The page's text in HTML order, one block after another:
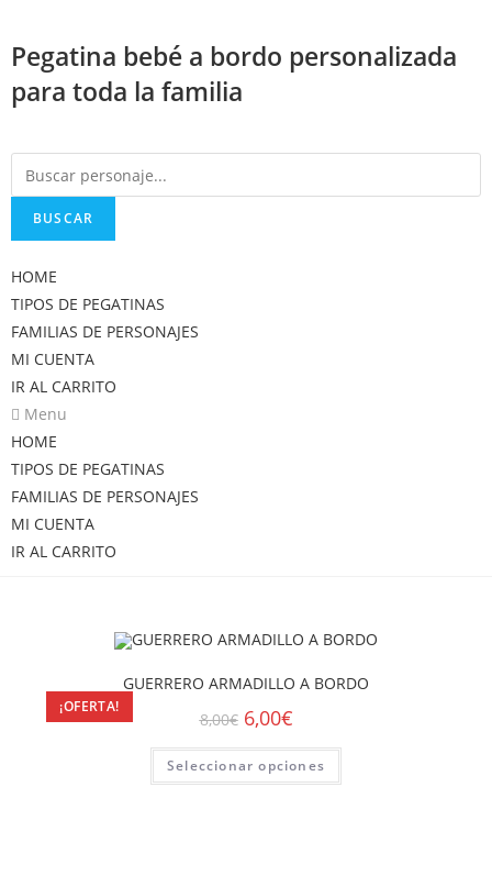
contenido
Pegatina bebé a bordo personalizada
para toda la familia
BUSCAR
HOME
TIPOS DE PEGATINAS
FAMILIAS DE PERSONAJES
MI CUENTA
IR AL CARRITO
Menu
HOME
TIPOS DE PEGATINAS
FAMILIAS DE PERSONAJES
MI CUENTA
IR AL CARRITO
¡OFERTA!
GUERRERO ARMADILLO A BORDO
8,00€ 6,00€
Seleccionar opciones